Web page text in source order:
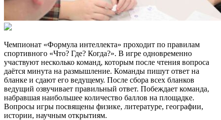
Чемпионат «Формула интеллекта» проходит по правилам
спортивного «Что? Где? Когда?». В игре одновременно
участвуют несколько команд, которым после чтения вопроса
даётся минута на размышление. Команды пишут ответ на
бланке и сдают его ведущему. После сбора всех бланков
ведущий озвучивает правильный ответ. Побеждает команда,
набравшая наибольшее количество баллов на площадке.
Вопросы игры посвящены физике, литературе, географии,
истории, научным открытиям.